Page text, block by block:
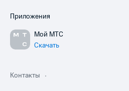
Приложения
Мой МТС
Скачать
Контакты